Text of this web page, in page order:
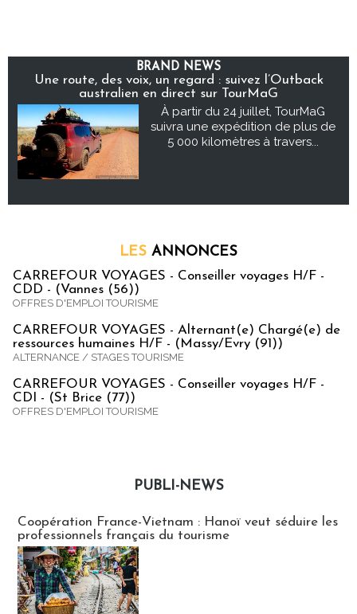
BRAND NEWS
Une route, des voix, un regard : suivez l’Outback
australien en direct sur TourMaG
À partir du 24 juillet, TourMaG
suivra une expédition de plus de
5 000 kilomètres à travers...
LES ANNONCES
CARREFOUR VOYAGES - Conseiller voyages H/F -
CDD - (Vannes (56))
OFFRES D'EMPLOI TOURISME
CARREFOUR VOYAGES - Alternant(e) Chargé(e) de
ressources humaines H/F - (Massy/Evry (91))
ALTERNANCE / STAGES TOURISME
CARREFOUR VOYAGES - Conseiller voyages H/F -
CDI - (St Brice (77))
OFFRES D'EMPLOI TOURISME
PUBLI-NEWS
Coopération France-Vietnam : Hanoï veut séduire les
professionnels français du tourisme